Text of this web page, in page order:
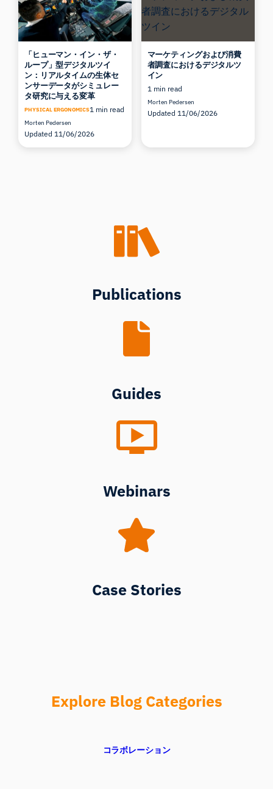
「ヒューマン・イン・ザ・
ループ」型デジタルツイ
ン：リアルタイムの生体セ
ンサーデータがシミュレー
タ研究に与える変革
PHYSICAL ERGONOMICS1 min read
Morten Pedersen
Updated 11/06/2026
マーケティングおよび消費
者調査におけるデジタルツ
イン
1 min read
Morten Pedersen
Updated 11/06/2026
Publications
Guides
Webinars
Case Stories
Explore Blog Categories
コラボレーション